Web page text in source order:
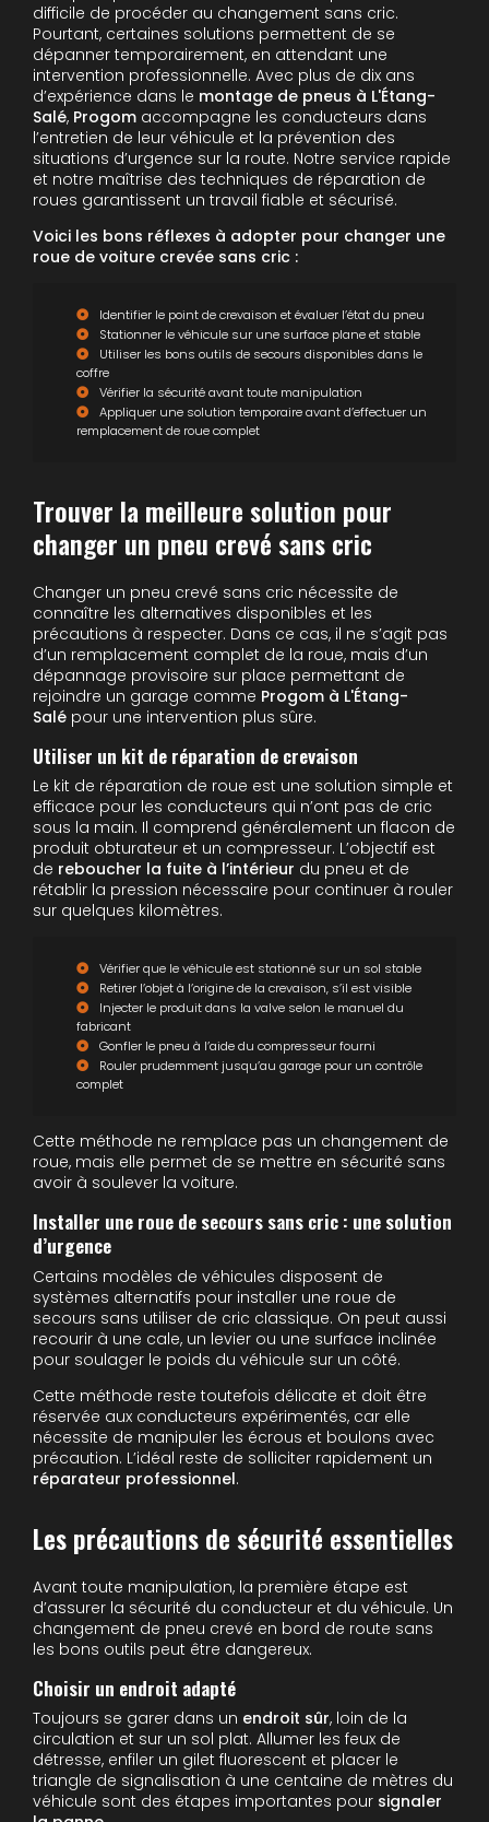
difficile de procéder au changement sans cric.
Pourtant, certaines solutions permettent de se
dépanner temporairement, en attendant une
intervention professionnelle. Avec plus de dix ans
d’expérience dans le montage de pneus à L'Étang-
Salé, Progom accompagne les conducteurs dans
l’entretien de leur véhicule et la prévention des
situations d’urgence sur la route. Notre service rapide
et notre maîtrise des techniques de réparation de
roues garantissent un travail fiable et sécurisé.
Voici les bons réflexes à adopter pour changer une
roue de voiture crevée sans cric :
Identifier le point de crevaison et évaluer l’état du pneu
Stationner le véhicule sur une surface plane et stable
Utiliser les bons outils de secours disponibles dans le
coffre
Vérifier la sécurité avant toute manipulation
Appliquer une solution temporaire avant d’effectuer un
remplacement de roue complet
Trouver la meilleure solution pour
changer un pneu crevé sans cric
Changer un pneu crevé sans cric nécessite de
connaître les alternatives disponibles et les
précautions à respecter. Dans ce cas, il ne s’agit pas
d’un remplacement complet de la roue, mais d’un
dépannage provisoire sur place permettant de
rejoindre un garage comme Progom à L'Étang-
Salé pour une intervention plus sûre.
Utiliser un kit de réparation de crevaison
Le kit de réparation de roue est une solution simple et
efficace pour les conducteurs qui n’ont pas de cric
sous la main. Il comprend généralement un flacon de
produit obturateur et un compresseur. L’objectif est
de reboucher la fuite à l’intérieur du pneu et de
rétablir la pression nécessaire pour continuer à rouler
sur quelques kilomètres.
Vérifier que le véhicule est stationné sur un sol stable
Retirer l’objet à l’origine de la crevaison, s’il est visible
Injecter le produit dans la valve selon le manuel du
fabricant
Gonfler le pneu à l’aide du compresseur fourni
Rouler prudemment jusqu’au garage pour un contrôle
complet
Cette méthode ne remplace pas un changement de
roue, mais elle permet de se mettre en sécurité sans
avoir à soulever la voiture.
Installer une roue de secours sans cric : une solution
d’urgence
Certains modèles de véhicules disposent de
systèmes alternatifs pour installer une roue de
secours sans utiliser de cric classique. On peut aussi
recourir à une cale, un levier ou une surface inclinée
pour soulager le poids du véhicule sur un côté.
Cette méthode reste toutefois délicate et doit être
réservée aux conducteurs expérimentés, car elle
nécessite de manipuler les écrous et boulons avec
précaution. L’idéal reste de solliciter rapidement un
réparateur professionnel.
Les précautions de sécurité essentielles
Avant toute manipulation, la première étape est
d’assurer la sécurité du conducteur et du véhicule. Un
changement de pneu crevé en bord de route sans
les bons outils peut être dangereux.
Choisir un endroit adapté
Toujours se garer dans un endroit sûr, loin de la
circulation et sur un sol plat. Allumer les feux de
détresse, enfiler un gilet fluorescent et placer le
triangle de signalisation à une centaine de mètres du
véhicule sont des étapes importantes pour signaler